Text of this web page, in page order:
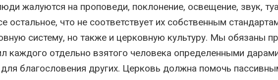
жалуются на проповеди, поклонение, освещение, звук,
остальное, что не соответствует их собственным
систему, но также и церковную культуру. Мы обязаны
каждого отдельно взятого человека определенными
благословения других. Церковь должна помочь